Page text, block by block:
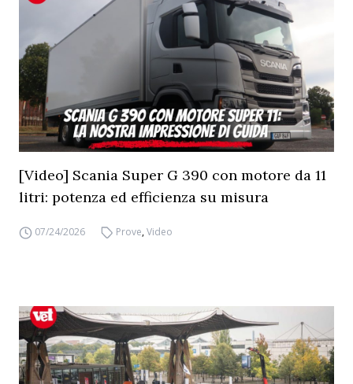
[Video] Scania Super G 390 con motore da 11
litri: potenza ed efficienza su misura
07/24/2026 Prove,Video